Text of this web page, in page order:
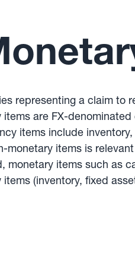
representing a claim to
are FX-
items include
items is
monetary items such as
(inventory, fixed